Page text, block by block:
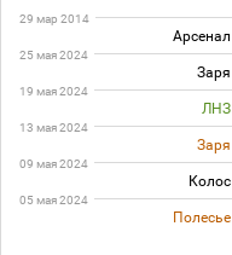
29 мар 2014
Арсенал
25 мая 2024
Заря
19 мая 2024
ЛНЗ
13 мая 2024
Заря
09 мая 2024
Колос
05 мая 2024
Полесье